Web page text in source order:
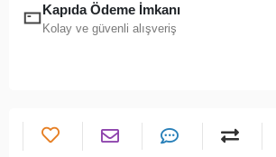
Kapıda Ödeme İmkanı
Kolay ve güvenli alışveriş